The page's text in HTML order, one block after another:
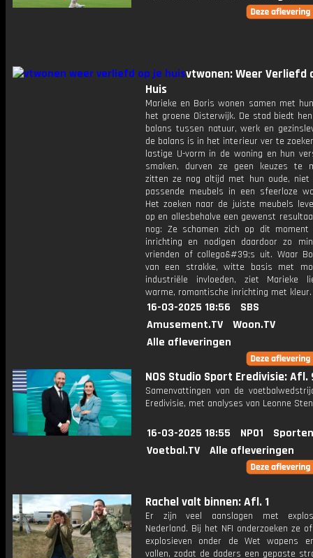
vtwonen: Weer Verliefd
Huis
Marieke en Boris wonen samen met
het groene Oisterwijk. De stad biedt
balans tussen natuur, werk en
de balans is in het interieur ver te
lastige U-vorm in de woning en hun
smaken, durven ze geen keuzes te
zitten ze nog altijd met hun oude, niet
passende meubels in een sfeerloze
Het zoeken naar de juiste meubels
op en allesbehalve een gewenst
nog: Ze schamen zich op dit moment
inrichting en nodigen daardoor zo
vrienden of collega&#39;s uit. Waar
van een strakke, witte basis met
industriële invloeden, ziet Marieke
warme, romantische inrichting met kleur.
16-03-2025 18:56
SBS
Amusement.TV
Woon.TV
Alle afleveringen
NOS Studio Sport Eredivisie: Afl.
Samenvattingen van de
Eredivisie, met analyses van Leonne
16-03-2025 18:55 NPO1
Voetbal.TV
Alle afleveringen
Rachel valt binnen: Afl. 1
Er zijn veel aanslagen met
Nederland. Bij het NFI onderzoeken ze
explosieven onder de Wet wapens
vallen, zodat de daders een gepaste